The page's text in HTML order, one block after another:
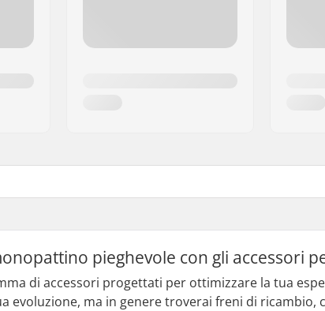
pieghevole con gli accessori
di accessori progettati per ottimizzare la tua
evoluzione, ma in genere troverai freni di